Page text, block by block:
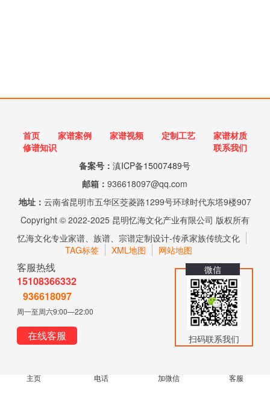
首页 家谱案例 家谱视频 定制工艺
家谱材质
修谱知识
联系我们
备案号：滇ICP备15007489号
邮箱：936618097@qq.com
地址： 云南省昆明市五华区茭菱路1299号环球时代东塔9楼907
Copyright © 2022-2025 昆明忆海文化产业有限公司 版权所有
忆海文化专业家谱、族谱、宗谱定制设计-传承家族传统文化
TAG标签
XML地图 网站地图
客服热线
15108366332
936618097
周一至周六9:00—22:00
在线客服
微信
扫码联系我们
主页 电话 加微信 客服